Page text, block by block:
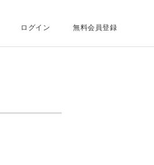
ログイン 無料会員登録